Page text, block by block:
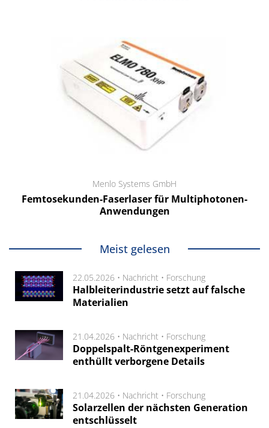
Menlo Systems GmbH
Femtosekunden-Faserlaser für Multiphotonen-
Anwendungen
Meist gelesen
22.05.2026 • Nachricht • Forschung
Halbleiterindustrie setzt auf falsche
Materialien
21.04.2026 • Nachricht • Forschung
Doppelspalt-Röntgenexperiment
enthüllt verborgene Details
21.04.2026 • Nachricht • Forschung
Solarzellen der nächsten Generation
entschlüsselt